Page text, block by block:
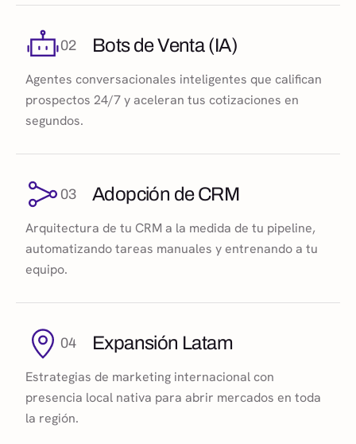
02 Bots de Venta (IA)
Agentes conversacionales inteligentes que califican
prospectos 24/7 y aceleran tus cotizaciones en
segundos.
03 Adopción de CRM
Arquitectura de tu CRM a la medida de tu pipeline,
automatizando tareas manuales y entrenando a tu
equipo.
04 Expansión Latam
Estrategias de marketing internacional con
presencia local nativa para abrir mercados en toda
la región.